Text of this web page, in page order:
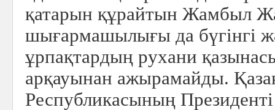
қатарын құрайтын Жамбыл
шығармашылығы да бүгінгі
ұрпақтардың рухани
арқауынан ажырамайды.
Республикасының